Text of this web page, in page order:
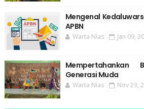
Mengenal
APBN
Warta Nias Jan 09,
Mempertahankan
Generasi Muda
Warta Nias Nov 23,